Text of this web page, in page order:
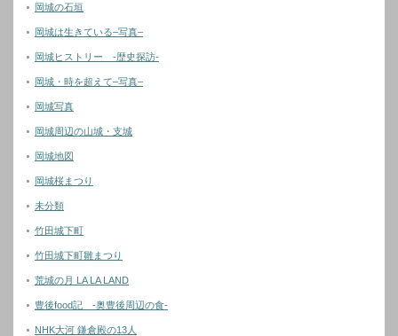
岡城の石垣
岡城は生きている–写真–
岡城ヒストリー -歴史探訪-
岡城・時を超えて–写真–
岡城写真
岡城周辺の山城・支城
岡城地図
岡城桜まつり
未分類
竹田城下町
竹田城下町雛まつり
荒城の月 LA LA LAND
豊後food記 -奥豊後周辺の食-
NHK大河 鎌倉殿の13人